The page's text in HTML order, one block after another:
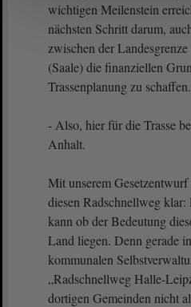
wichtigen Meilenstein
nächsten Schritt darum,
zwischen der
(Saale) die finanziellen
Trassenplanung zu
- Also, hier für die Trasse
Anhalt.
Mit unserem
diesen Radschnellweg
kann ob der Bedeutung
Land liegen. Denn gerade
kommunalen
„Radschnellweg Halle-
dortigen Gemeinden nicht